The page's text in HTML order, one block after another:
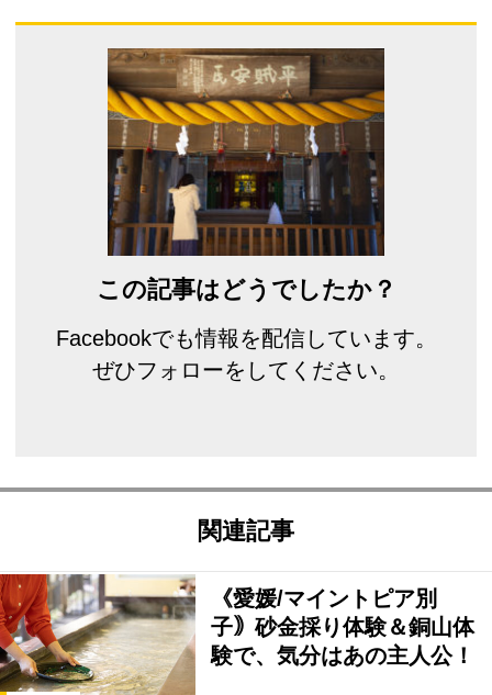
この記事はどうでしたか？
Facebookでも情報を配信しています。
ぜひフォローをしてください。
関連記事
《愛媛/マイントピア別
子｠砂金採り体験＆銅山体
験で、気分はあの主人公！